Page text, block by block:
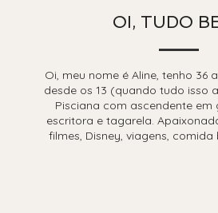
OI, TUDO
Oi, meu nome é Aline, tenho 36
desde os 13 (quando tudo isso
Pisciana com ascendente em
escritora e tagarela.
filmes, Disney, viagens,